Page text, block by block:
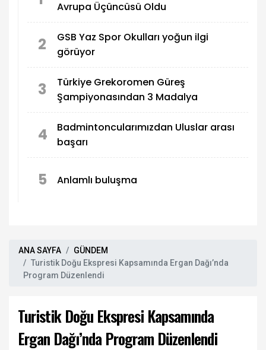
Avrupa Üçüncüsü Oldu
2
GSB Yaz Spor Okulları yoğun ilgi
görüyor
3
Türkiye Grekoromen Güreş
Şampiyonasından 3 Madalya
4
Badmintoncularımızdan Uluslar arası
başarı
5 Anlamlı buluşma
ANA SAYFA
GÜNDEM
Turistik Doğu Ekspresi Kapsamında Ergan Dağı’nda
Program Düzenlendi
Turistik Doğu Ekspresi Kapsamında
Ergan Dağı’nda Program Düzenlendi